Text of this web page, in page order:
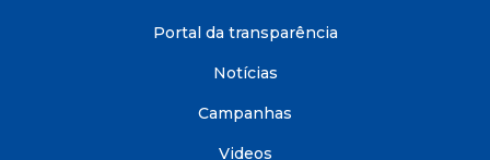
Portal da transparência
Notícias
Campanhas
Videos